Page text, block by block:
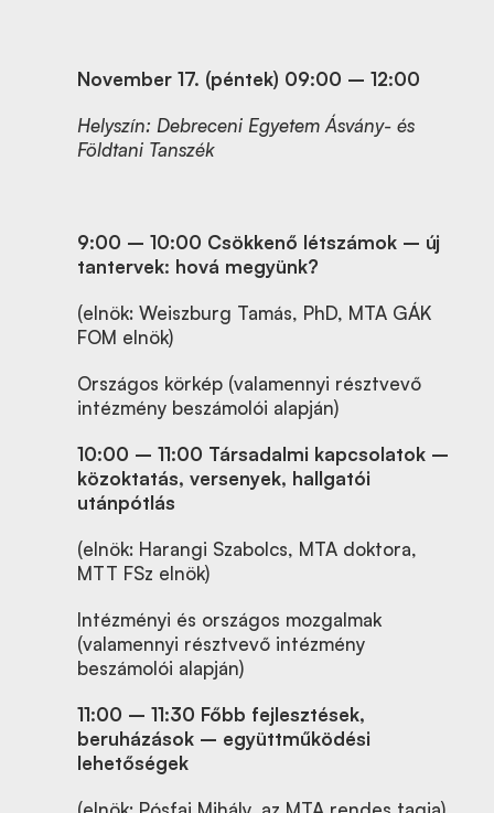
November 17. (péntek) 09:00 – 12:00
Helyszín: Debreceni Egyetem Ásvány- és
Földtani Tanszék
9:00 – 10:00 Csökkenő létszámok – új
tantervek: hová megyünk?
(elnök: Weiszburg Tamás, PhD, MTA GÁK
FOM elnök)
Országos körkép (valamennyi résztvevő
intézmény beszámolói alapján)
10:00 – 11:00 Társadalmi kapcsolatok –
közoktatás, versenyek, hallgatói
utánpótlás
(elnök: Harangi Szabolcs, MTA doktora,
MTT FSz elnök)
Intézményi és országos mozgalmak
(valamennyi résztvevő intézmény
beszámolói alapján)
11:00 – 11:30 Főbb fejlesztések,
beruházások – együttműködési
lehetőségek